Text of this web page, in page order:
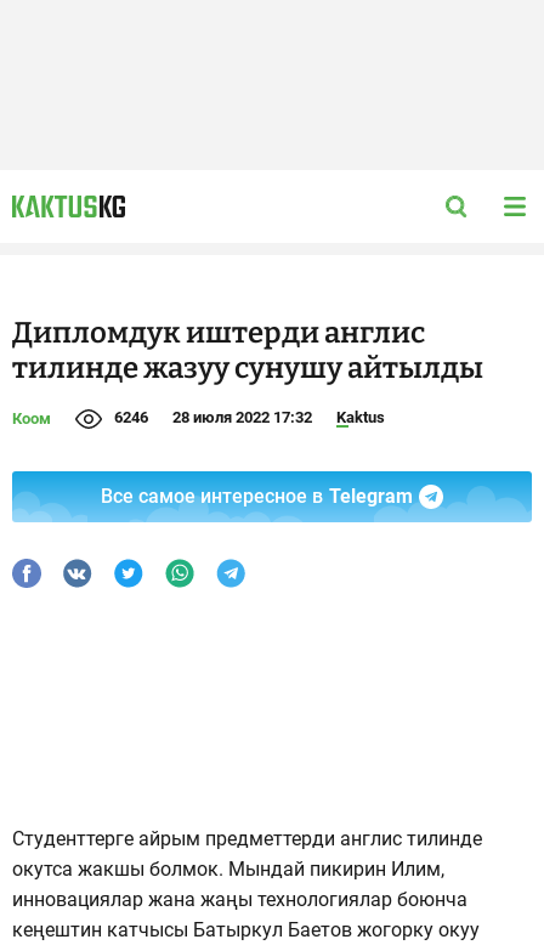
Дипломдук иштерди англис
тилинде жазуу сунушу айтылды
Коом 6246 28 июля 2022 17:32 Kaktus
Все самое интересное в Telegram
Студенттерге айрым предметтерди англис тилинде
окутса жакшы болмок. Мындай пикирин Илим,
инновациялар жана жаңы технологиялар боюнча
кеңештин катчысы Батыркул Баетов жогорку окуу